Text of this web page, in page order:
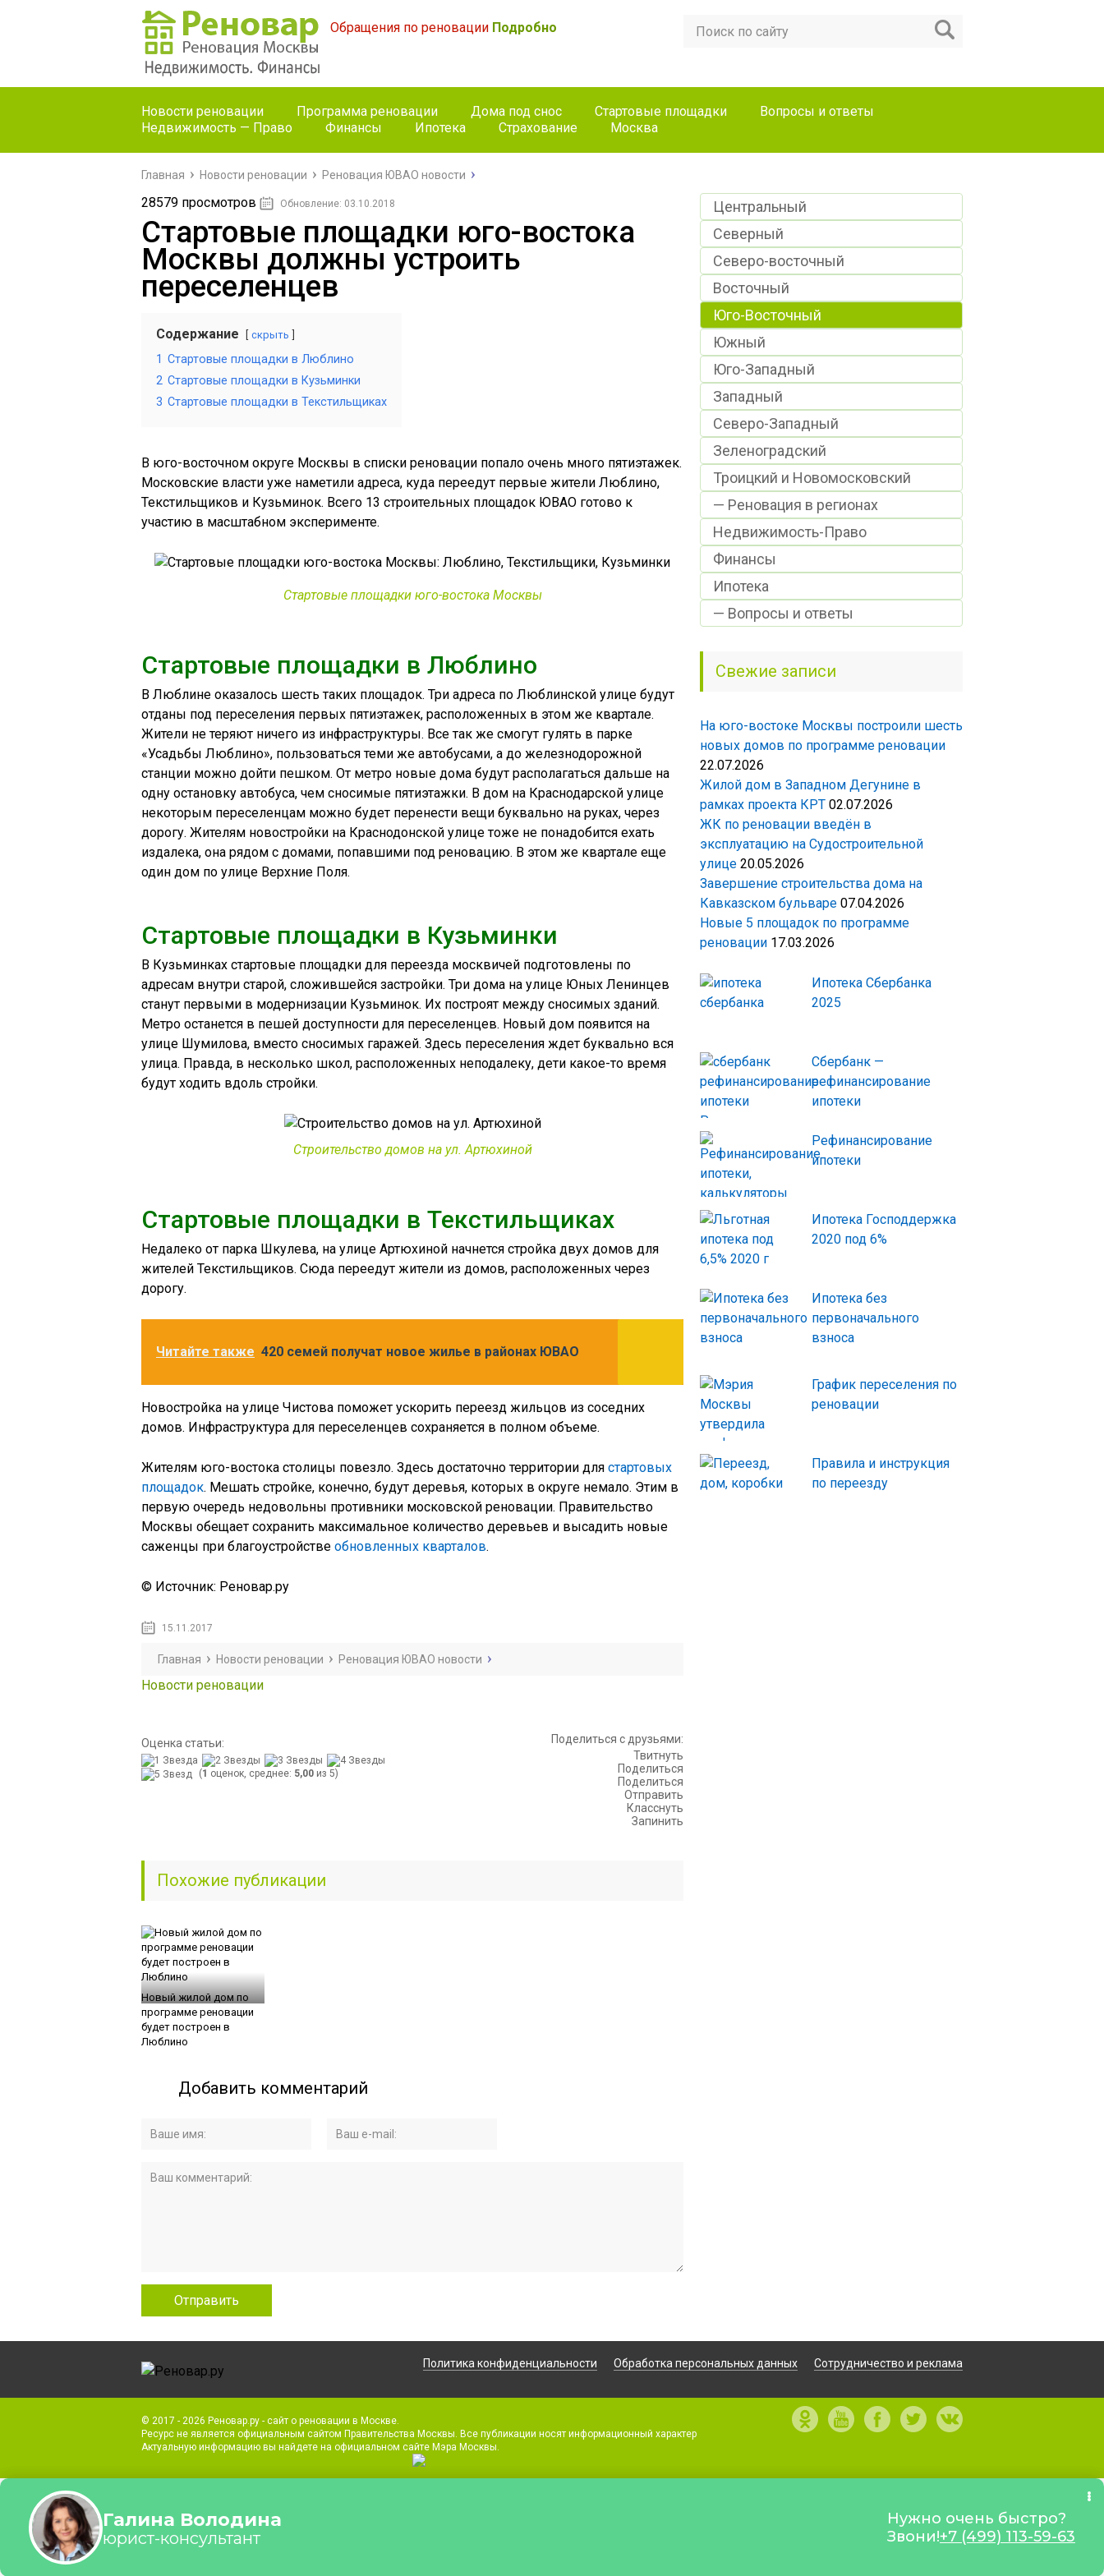
Обращения по реновации Подробно
Новости реновации Программа реновации Дома под снос Стартовые площадки
Вопросы и ответы
Недвижимость — Право
Финансы Ипотека Страхование Москва
Главная Новости реновации Реновация ЮВАО новости
28579 просмотров Обновление: 03.10.2018
Стартовые площадки юго-востока
Москвы должны устроить
переселенцев
Содержание скрыть
1 Стартовые площадки в Люблино
2 Стартовые площадки в Кузьминки
3 Стартовые площадки в Текстильщиках
В юго-восточном округе Москвы в списки реновации попало очень много пятиэтажек.
Московские власти уже наметили адреса, куда переедут первые жители Люблино,
Текстильщиков и Кузьминок. Всего 13 строительных площадок ЮВАО готово к
участию в масштабном эксперименте.
Стартовые площадки юго-востока Москвы
Стартовые площадки в Люблино
В Люблине оказалось шесть таких площадок. Три адреса по Люблинской улице будут
отданы под переселения первых пятиэтажек, расположенных в этом же квартале.
Жители не теряют ничего из инфраструктуры. Все так же смогут гулять в парке
«Усадьбы Люблино», пользоваться теми же автобусами, а до железнодорожной
станции можно дойти пешком. От метро новые дома будут располагаться дальше на
одну остановку автобуса, чем сносимые пятиэтажки. В дом на Краснодарской улице
некоторым переселенцам можно будет перенести вещи буквально на руках, через
дорогу. Жителям новостройки на Краснодонской улице тоже не понадобится ехать
издалека, она рядом с домами, попавшими под реновацию. В этом же квартале еще
один дом по улице Верхние Поля.
Стартовые площадки в Кузьминки
В Кузьминках стартовые площадки для переезда москвичей подготовлены по
адресам внутри старой, сложившейся застройки. Три дома на улице Юных Ленинцев
станут первыми в модернизации Кузьминок. Их построят между сносимых зданий.
Метро останется в пешей доступности для переселенцев. Новый дом появится на
улице Шумилова, вместо сносимых гаражей. Здесь переселения ждет буквально вся
улица. Правда, в несколько школ, расположенных неподалеку, дети какое-то время
будут ходить вдоль стройки.
Строительство домов на ул. Артюхиной
Стартовые площадки в Текстильщиках
Недалеко от парка Шкулева, на улице Артюхиной начнется стройка двух домов для
жителей Текстильщиков. Сюда переедут жители из домов, расположенных через
дорогу.
Читайте также 420 семей получат новое жилье в районах ЮВАО
Новостройка на улице Чистова поможет ускорить переезд жильцов из соседних
домов. Инфраструктура для переселенцев сохраняется в полном объеме.
Жителям юго-востока столицы повезло. Здесь достаточно территории для стартовых
площадок. Мешать стройке, конечно, будут деревья, которых в округе немало. Этим в
первую очередь недовольны противники московской реновации. Правительство
Москвы обещает сохранить максимальное количество деревьев и высадить новые
саженцы при благоустройстве обновленных кварталов.
© Источник: Реновар.ру
15.11.2017
Главная Новости реновации Реновация ЮВАО новости
Новости реновации
Оценка статьи:
(1 оценок, среднее: 5,00 из 5)
Поделиться с друзьями:
Твитнуть
Поделиться
Поделиться
Отправить
Класснуть
Запинить
Похожие публикации
Новый жилой дом по
программе реновации
будет построен в
Люблино
Добавить комментарий
Центральный
Северный
Северо-восточный
Восточный
Юго-Восточный
Южный
Юго-Западный
Западный
Северо-Западный
Зеленоградский
Троицкий и Новомосковский
— Реновация в регионах
Недвижимость-Право
Финансы
Ипотека
— Вопросы и ответы
Свежие записи
На юго-востоке Москвы построили шесть
новых домов по программе реновации
22.07.2026
Жилой дом в Западном Дегунине в
рамках проекта КРТ 02.07.2026
ЖК по реновации введён в
эксплуатацию на Судостроительной
улице 20.05.2026
Завершение строительства дома на
Кавказском бульваре 07.04.2026
Новые 5 площадок по программе
реновации 17.03.2026
Ипотека Сбербанка
2025
Сбербанк —
рефинансирование
ипотеки
Рефинансирование
ипотеки
Ипотека Господдержка
2020 под 6%
Ипотека без
первоначального
взноса
График переселения по
реновации
Правила и инструкция
по переезду
Политика конфиденциальности Обработка персональных данных Сотрудничество и реклама
© 2017 - 2026 Реновар.ру - сайт о реновации в Москве.
Ресурс не является официальным сайтом Правительства Москвы. Все публикации носят информационный характер
Актуальную информацию вы найдете на официальном сайте Мэра Москвы.